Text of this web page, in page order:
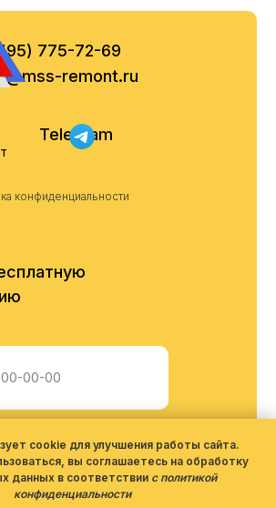
Telegram
775-72-69
remont.ru
конфиденциальности
согласно
cookie для улучшения работы сайта.
вы соглашаетесь на обработку
данных в соответствии с политикой
конфиденциальности